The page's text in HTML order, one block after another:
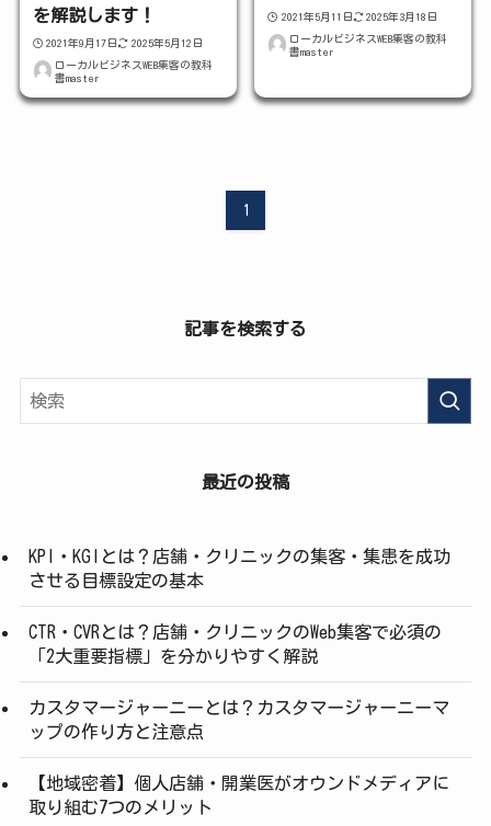
を解説します！
2021年9月17日
2025年5月12日
ローカルビジネスWEB集客の教科
書master
2021年5月11日
2025年3月18日
ローカルビジネスWEB集客の教科
書master
1
記事を検索する
最近の投稿
KPI・KGIとは？店舗・クリニックの集客・集患を成功
させる目標設定の基本
CTR・CVRとは？店舗・クリニックのWeb集客で必須の
「2大重要指標」を分かりやすく解説
カスタマージャーニーとは？カスタマージャーニーマ
ップの作り方と注意点
【地域密着】個人店舗・開業医がオウンドメディアに
取り組む7つのメリット